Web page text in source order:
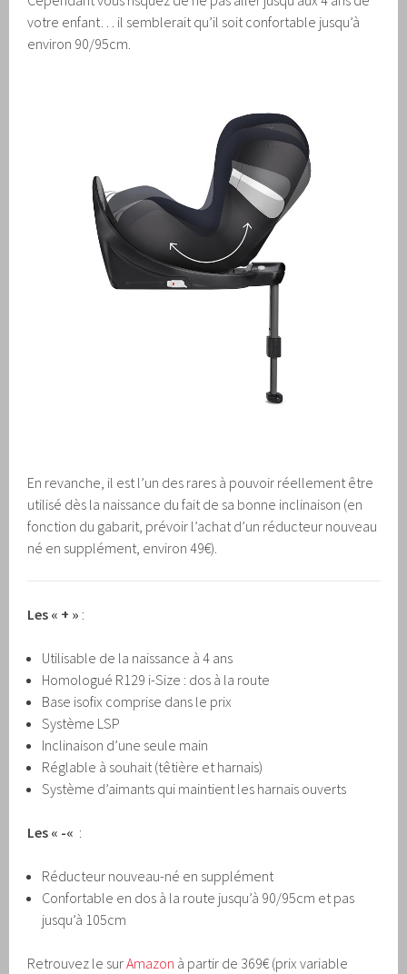
votre enfant… il semblerait qu’il soit confortable jusqu’à
environ 90/95cm.
En revanche, il est l’un des rares à pouvoir réellement être
utilisé dès la naissance du fait de sa bonne inclinaison (en
fonction du gabarit, prévoir l’achat d’un réducteur nouveau
né en supplément, environ 49€).
Les « + » :
Utilisable de la naissance à 4 ans
Homologué R129 i-Size : dos à la route
Base isofix comprise dans le prix
Système LSP
Inclinaison d’une seule main
Réglable à souhait (têtière et harnais)
Système d’aimants qui maintient les harnais ouverts
Les « -« :
Réducteur nouveau-né en supplément
Confortable en dos à la route jusqu’à 90/95cm et pas
jusqu’à 105cm
Retrouvez le surAmazon à partir de 369€ (prix variable